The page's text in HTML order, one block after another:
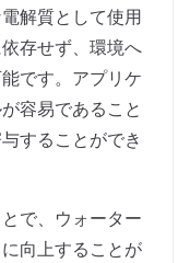
解質として使用
存せず、環境へ
です。アプリケ
容易であること
することができ
で、ウォーター
向上することが